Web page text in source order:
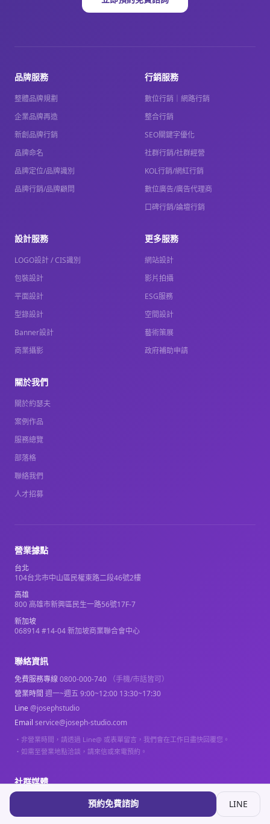
預約免費諮詢 LINE
品牌服務
整體品牌規劃
企業品牌再造
新創品牌行銷
品牌命名
品牌定位/品牌識別
品牌行銷/品牌顧問
行銷服務
數位行銷｜網路行銷
整合行銷
SEO關鍵字優化
社群行銷/社群經營
KOL行銷/網紅行銷
數位廣告/廣告代理商
口碑行銷/論壇行銷
設計服務
LOGO設計 / CIS識別
包裝設計
平面設計
型錄設計
Banner設計
商業攝影
更多服務
網站設計
影片拍攝
ESG服務
空間設計
藝術策展
政府補助申請
關於我們
關於約瑟夫
案例作品
服務總覽
部落格
聯絡我們
人才招募
營業據點
台北
104台北市中山區民權東路二段46號2樓
高雄
800 高雄市新興區民生一路56號17F-7
新加坡
068914 #14-04 新加坡商業聯合會中心
聯絡資訊
免費服務專線0800-000-740
（手機/市話皆可）
營業時間 週一~週五 9:00~12:00 13:30~17:30
Line@josephstudio
Email service@joseph-studio.com
・ 非營業時間，請透過 Line@ 或表單留言，我們會在工作日盡快回覆您。
・ 如需至營業地點洽談，請來信或來電預約。
社群媒體